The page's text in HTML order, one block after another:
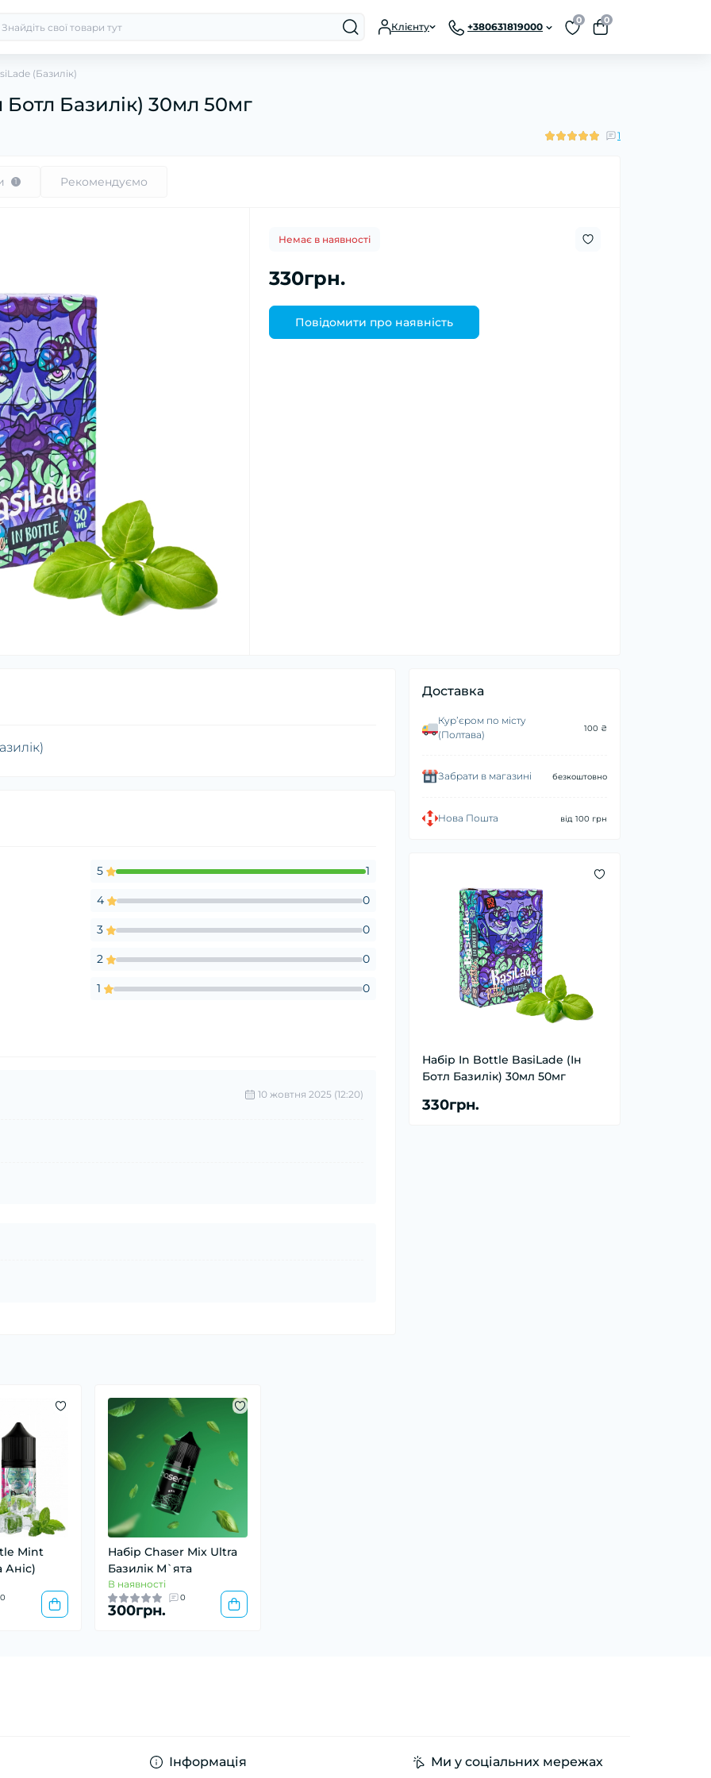
Клієнту +380631819000
0 0
(Базилік)
Базилік) 30мл 50мг
1
1 Рекомендуємо
Немає в наявності
330грн.
Повідомити про наявність
Доставка
Курʼєром по місту
(Полтава)
100 ₴
Забрати в магазині безкоштовно
Нова Пошта від 100 грн
Набір In Bottle BasiLade (Ін
Ботл Базилік) 30мл 50мг
330грн.
5 1
4 0
3 0
2 0
1 0
10 жовтня 2025 (12:20)
Mint
0
Набір Chaser Mix Ultra
Базилік М`ята
В наявності
0
300грн.
Інформація Ми у соціальних мережах